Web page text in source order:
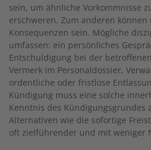
sein, um ähnliche Vorkommnisse
erschweren. Zum anderen können
Konsequenzen sein. Mögliche
umfassen: ein persönliches
Entschuldigung bei der
Vermerk im Personaldossier,
ordentliche oder fristlose
Kündigung muss eine solche
Kenntnis des Kündigungsgrundes
Alternativen wie die sofortige
oft zielführender und mit weniger